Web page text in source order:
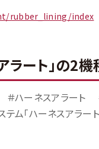
rubber_lining/index
ラート」の2
ハーネスアラート
ム「ハーネスアラー